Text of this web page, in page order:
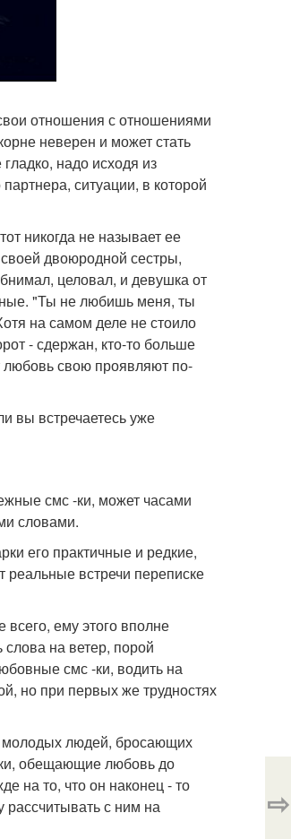
отношения с отношениями
неверен и может стать
надо исходя из
ситуации, в которой
никогда не называет ее
двоюродной сестры,
целовал, и девушка от
"Ты не любишь меня, ты
на самом деле не стоило
- сдержан, кто-то больше
любовь свою проявляют по-
вы встречаетесь уже
смс -ки, может часами
словами.
его практичные и редкие,
реальные встречи переписке
ему этого вполне
на ветер, порой
смс -ки, водить на
но при первых же трудностях
молодых людей, бросающих
обещающие любовь до
на то, что он наконец - то
рассчитывать с ним на
⇨